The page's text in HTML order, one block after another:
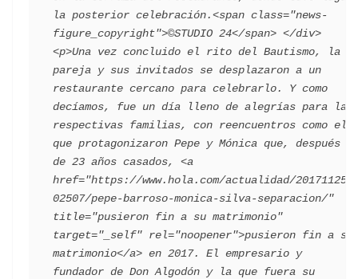
la posterior celebración.<span class="news-
figure_copyright">©STUDIO 24</span> </div>
<p>Una vez concluido el rito del Bautismo, la
pareja y sus invitados se desplazaron a un
restaurante cercano para celebrarlo. Y como
decíamos, fue un día lleno de alegrías para las
respectivas familias, con reencuentros como el
que protagonizaron Pepe y Mónica que, después
de 23 años casados, <a
href="https://www.hola.com/actualidad/201711251
02507/pepe-barroso-monica-silva-separacion/"
title="pusieron fin a su matrimonio"
target="_self" rel="noopener">pusieron fin a su
matrimonio</a> en 2017. El empresario y
fundador de Don Algodón y la que fuera su